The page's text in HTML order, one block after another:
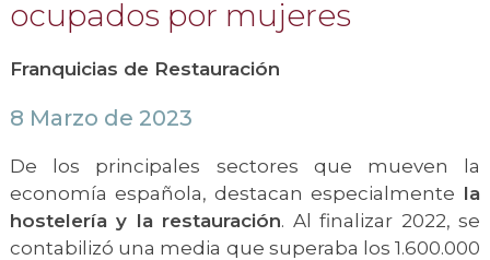
ocupados por mujeres
Franquicias de Restauración
8 Marzo de 2023
De los principales sectores que mueven la
economía española, destacan especialmente la
hostelería y la restauración. Al finalizar 2022, se
contabilizó una media que superaba los 1.600.000